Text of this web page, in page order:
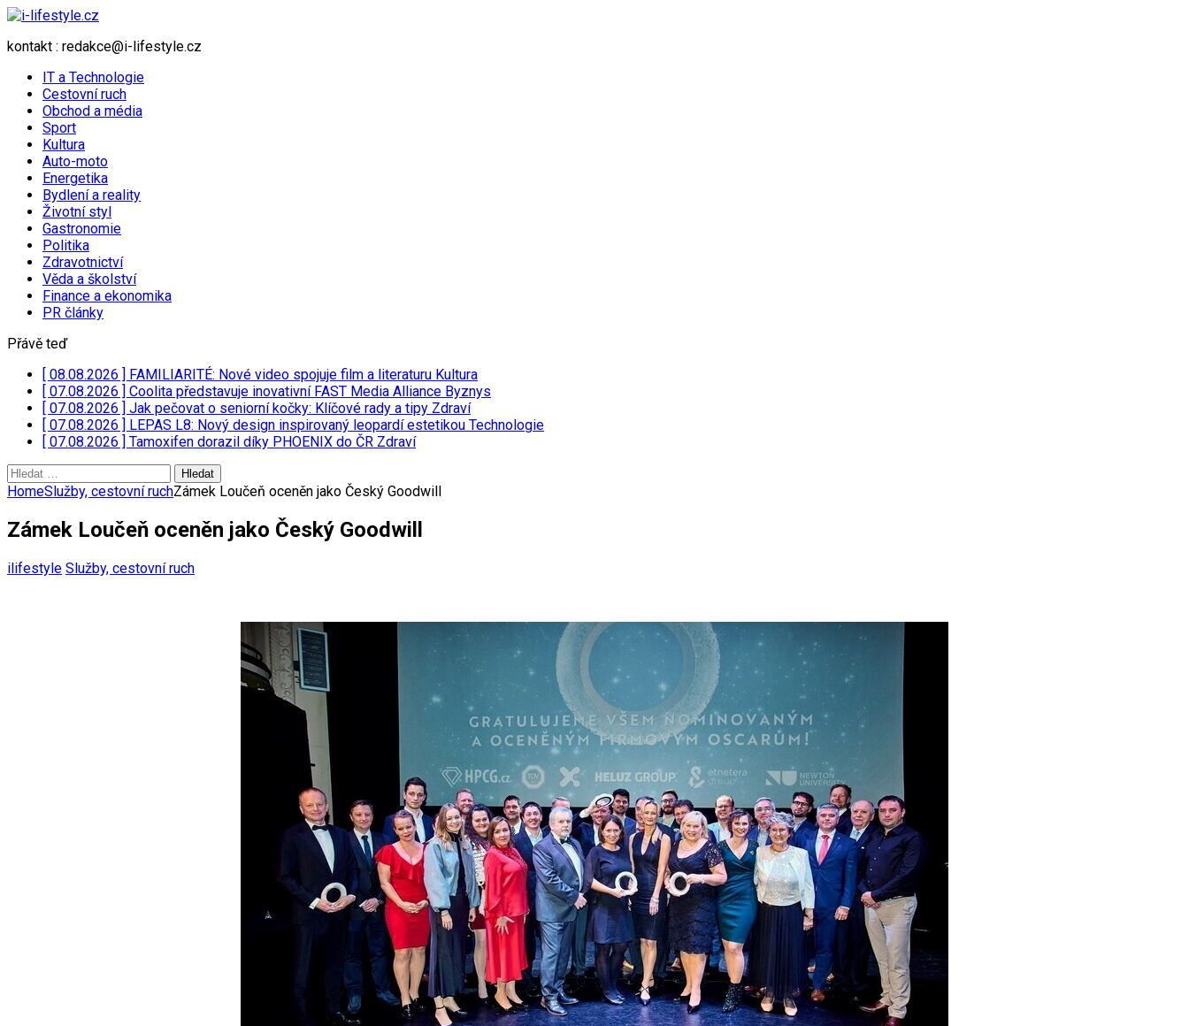
kontakt : redakce@i-lifestyle.cz
IT a Technologie
Cestovní ruch
Obchod a média
Sport
Kultura
Auto-moto
Energetika
Bydlení a reality
Životní styl
Gastronomie
Politika
Zdravotnictví
Věda a školství
Finance a ekonomika
PR články
Přávě teď
[ 08.08.2026 ] FAMILIARITÉ: Nové video spojuje film a literaturu Kultura
[ 07.08.2026 ] Coolita představuje inovativní FAST Media Alliance Byznys
[ 07.08.2026 ] Jak pečovat o seniorní kočky: Klíčové rady a tipy Zdraví
[ 07.08.2026 ] LEPAS L8: Nový design inspirovaný leopardí estetikou Technologie
[ 07.08.2026 ] Tamoxifen dorazil díky PHOENIX do ČR Zdraví
Vyhledávání
HomeSlužby, cestovní ruchZámek Loučeň oceněn jako Český Goodwill
Zámek Loučeň oceněn jako Český Goodwill
ilifestyle Služby, cestovní ruch